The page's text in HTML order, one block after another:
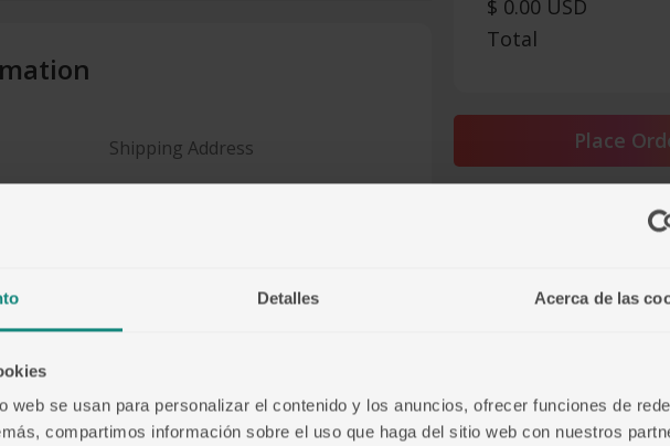
Detalles Acerca de las
web se usan para personalizar el contenido y los anuncios, ofrecer funciones de
compartimos información sobre el uso que haga del sitio web con nuestros
Shipping Address
$ 0.00 USD
Total
Place